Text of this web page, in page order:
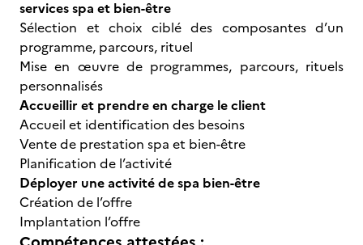
services spa et bien-être
Sélection et choix ciblé des composantes d’un
programme, parcours, rituel
Mise en œuvre de programmes, parcours, rituels
personnalisés
Accueillir et prendre en charge le client
Accueil et identification des besoins
Vente de prestation spa et bien-être
Planification de l’activité
Déployer une activité de spa bien-être
Création de l’offre
Implantation l’offre